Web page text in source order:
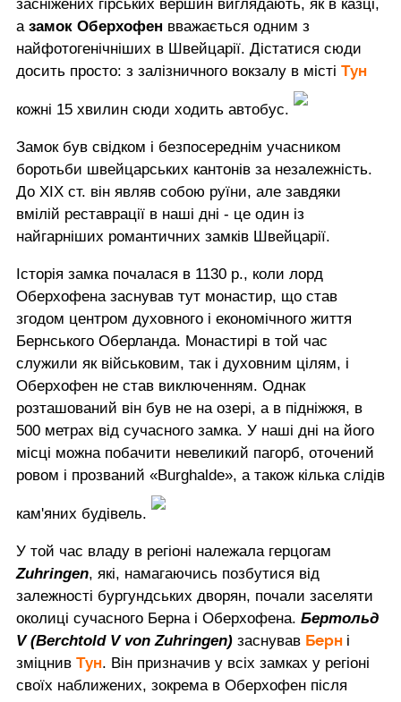
засніжених гірських вершин виглядають, як в казці,
а замок Оберхофен вважається одним з
найфотогенічніших в Швейцарії. Дістатися сюди
досить просто: з залізничного вокзалу в місті Тун
кожні 15 хвилин сюди ходить автобус.
Замок був свідком і безпосереднім учасником
боротьби швейцарських кантонів за незалежність.
До XIX ст. він являв собою руїни, але завдяки
вмілій реставрації в наші дні - це один із
найгарніших романтичних замків Швейцарії.
Історія замка почалася в 1130 р., коли лорд
Оберхофена заснував тут монастир, що став
згодом центром духовного і економічного життя
Бернського Оберланда. Монастирі в той час
служили як військовим, так і духовним цілям, і
Оберхофен не став виключенням. Однак
розташований він був не на озері, а в підніжжя, в
500 метрах від сучасного замка. У наші дні на його
місці можна побачити невеликий пагорб, оточений
ровом і прозваний «Burghalde», а також кілька слідів
кам'яних будівель.
У той час владу в регіоні належала герцогам
Zuhringen, які, намагаючись позбутися від
залежності бургундських дворян, почали заселяти
околиці сучасного Берна і Оберхофена. Бертольд
V (Berchtold V von Zuhringen) заснував Берн і
зміцнив Тун. Він призначив у всіх замках у регіоні
своїх наближених, зокрема в Оберхофен після